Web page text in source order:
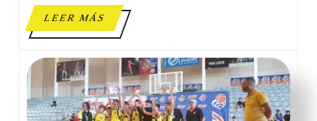
LEER MÁSLEER
MÁS